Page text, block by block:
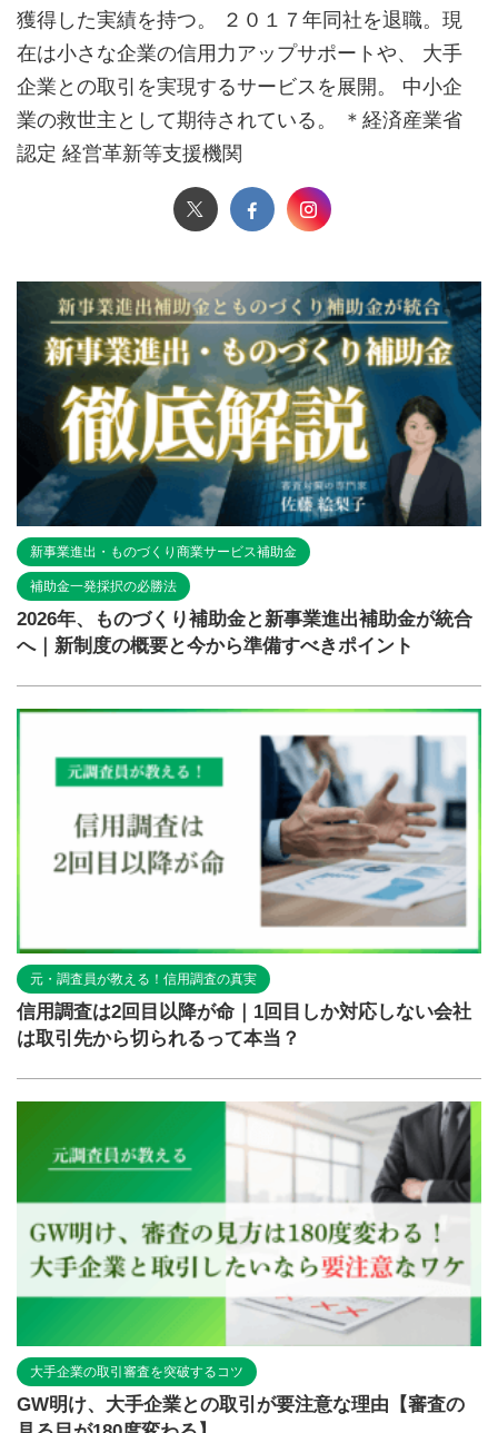
獲得した実績を持つ。 ２０１７年同社を退職。現
在は小さな企業の信用力アップサポートや、 大手
企業との取引を実現するサービスを展開。 中小企
業の救世主として期待されている。 ＊経済産業省
認定 経営革新等支援機関
新事業進出・ものづくり商業サービス補助金
補助金一発採択の必勝法
2026年、ものづくり補助金と新事業進出補助金が統合
へ｜新制度の概要と今から準備すべきポイント
元・調査員が教える！信用調査の真実
信用調査は2回目以降が命｜1回目しか対応しない会社
は取引先から切られるって本当？
大手企業の取引審査を突破するコツ
GW明け、大手企業との取引が要注意な理由【審査の